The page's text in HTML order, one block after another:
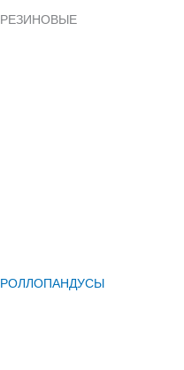
РЕЗИНОВЫЕ
РОЛЛОПАНДУСЫ